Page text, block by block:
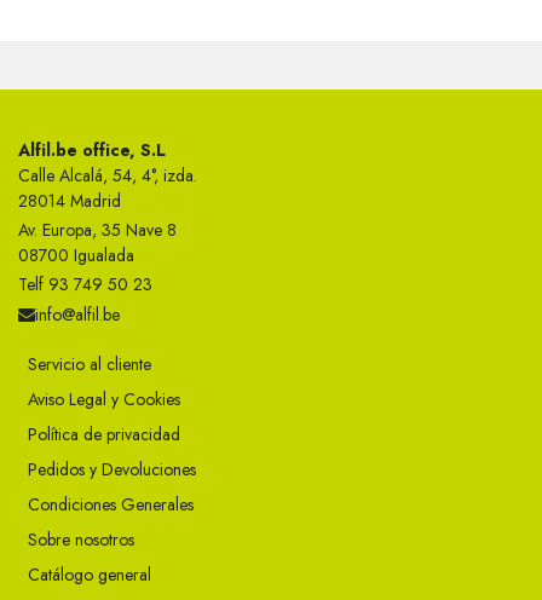
Alfil.be office, S.L
Calle Alcalá, 54, 4°, izda.
28014 Madrid
Av. Europa, 35 Nave 8
08700 Igualada
Telf 93 749 50 23
info@alfil.be
Servicio al cliente
Aviso Legal y Cookies
Política de privacidad
Pedidos y Devoluciones
Condiciones Generales
Sobre nosotros
Catálogo general